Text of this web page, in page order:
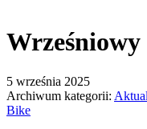
5 września 2025
Archiwum kategorii:
Bike